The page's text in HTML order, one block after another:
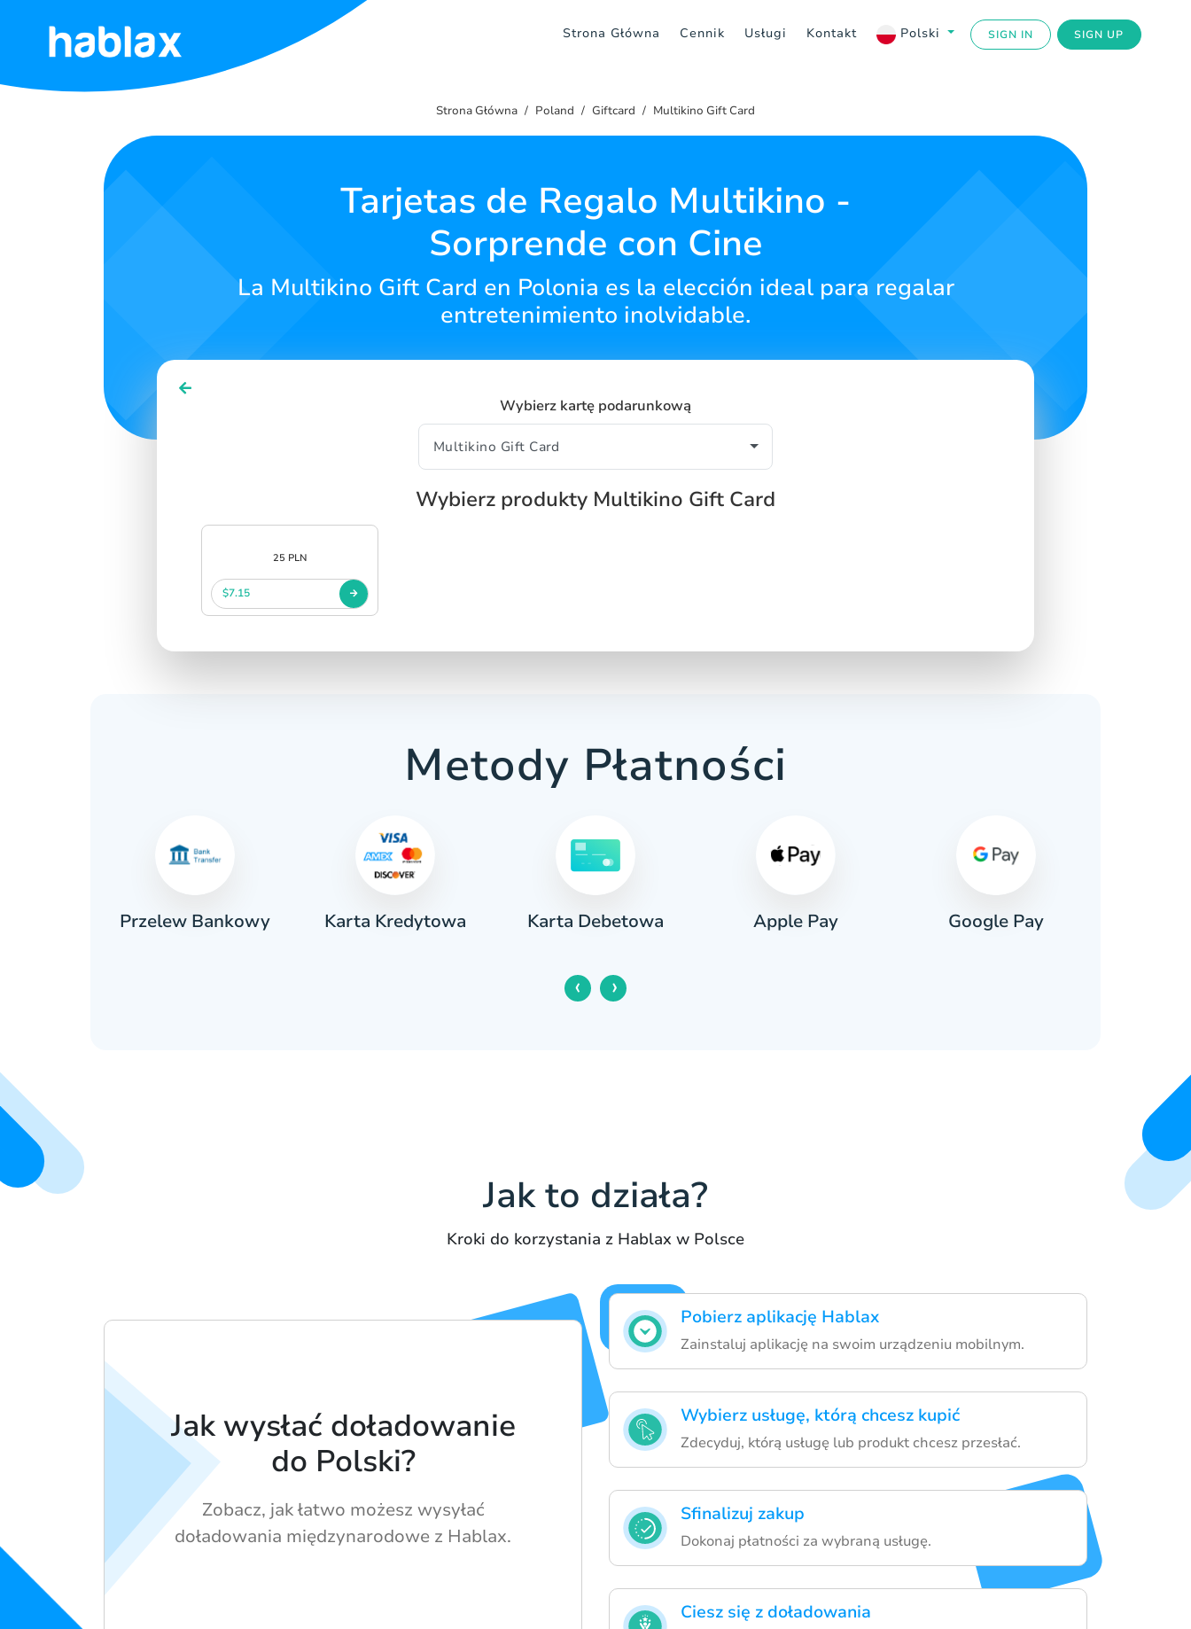
Strona Główna Cennik Usługi Kontakt Polski SIGN IN SIGN UP
Strona
SIGN UP
Strona Główna Poland Giftcard Multikino Gift Card
Tarjetas de Regalo Multikino -
Sorprende con Cine
La Multikino Gift Card en Polonia es la elección ideal para regalar
entretenimiento inolvidable.
Wybierz kartę podarunkową
Wybierz produkty Multikino Gift Card
25 PLN
$7.15
Metody Płatności
Przelew Bankowy Karta Kredytowa Karta Debetowa Apple Pay Google Pay
‹ ›
Jak to działa?
Kroki do korzystania z Hablax w Polsce
Pobierz aplikację Hablax
Zainstaluj aplikację na swoim urządzeniu mobilnym.
Wybierz usługę, którą chcesz kupić
Zdecyduj, którą usługę lub produkt chcesz przesłać.
Sfinalizuj zakup
Dokonaj płatności za wybraną usługę.
Ciesz się z doładowania
Jak wysłać doładowanie
do Polski?
Zobacz, jak łatwo możesz wysyłać
doładowania międzynarodowe z Hablax.